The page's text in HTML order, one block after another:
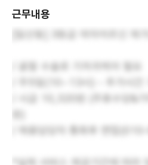
근무내용
/ 골절 수술로 기저귀케어 필요